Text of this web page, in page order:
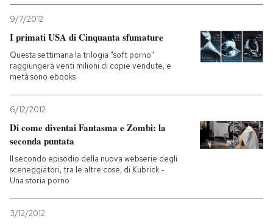
9/7/2012
I primati USA di Cinquanta sfumature
Questa settimana la trilogia "soft porno"
raggiungerà venti milioni di copie vendute, e
metà sono ebooks
6/12/2012
Di come diventai Fantasma e Zombi: la
seconda puntata
Il secondo episodio della nuova webserie degli
sceneggiatori, tra le altre cose, di Kubrick -
Una storia porno
3/12/2012